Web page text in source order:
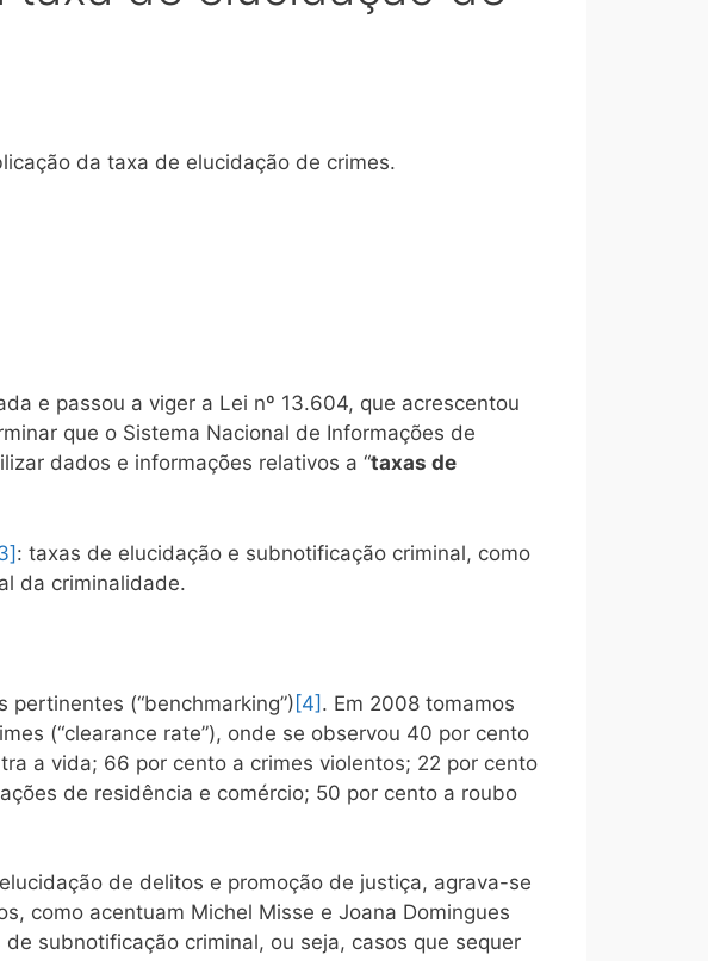
da taxa de elucidação de crimes.
e passou a viger a Lei nº 13.604, que acrescentou
que o Sistema Nacional de Informações de
dados e informações relativos a “taxas de
: taxas de elucidação e subnotificação criminal, como
da criminalidade.
(“benchmarking”) [4] . Em 2008 tomamos
(“clearance rate”), onde se observou 40 por cento
a vida; 66 por cento a crimes violentos; 22 por cento
de residência e comércio; 50 por cento a roubo
de delitos e promoção de justiça, agrava-se
como acentuam Michel Misse e Joana Domingues
subnotificação criminal, ou seja, casos que sequer